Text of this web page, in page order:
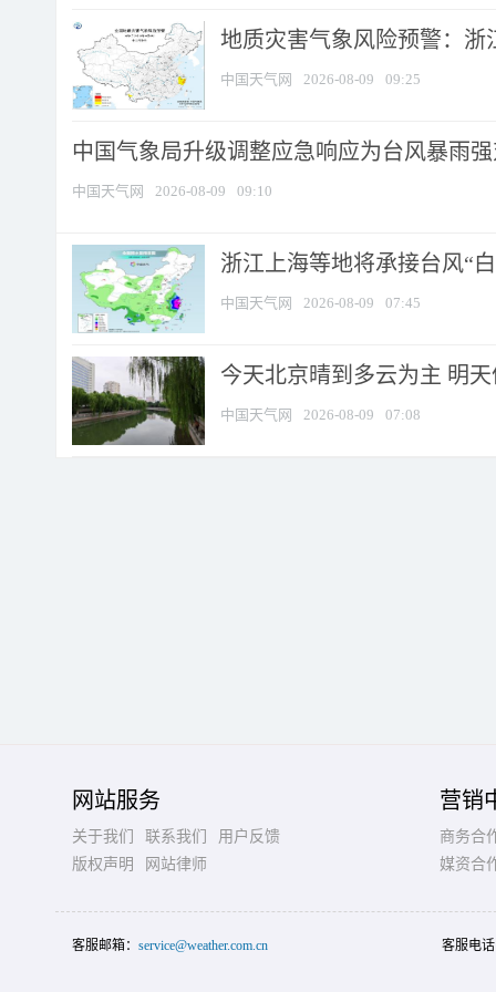
地质灾害气象风险预警：浙
中国天气网 2026-08-09 09:25
中国气象局升级调整应急响应为台风暴雨
中国天气网 2026-08-09 09:10
浙江上海等地将承接台风“
中国天气网 2026-08-09 07:45
今天北京晴到多云为主 明
中国天气网 2026-08-09 07:08
网站服务
关于我们 联系我们
用户反馈
版权声明
网站律师
营销
商务合
媒资合
客服邮箱： service@weather.com.cn 客服电